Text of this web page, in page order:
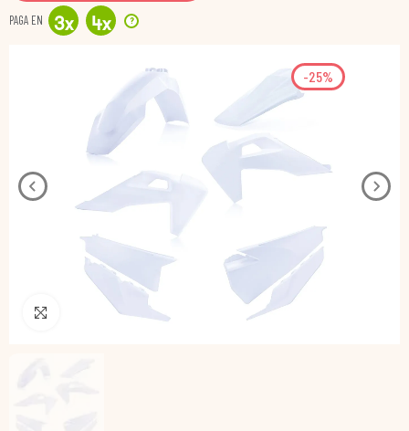
PAGA EN 3x 4x ?
-25%
Pincha para agrandar